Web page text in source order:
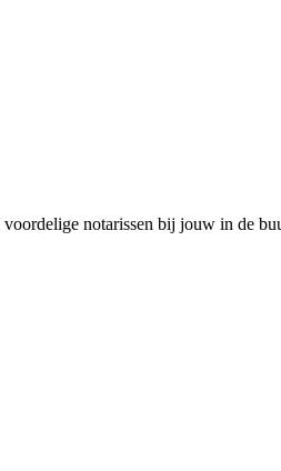
notarissen bij jouw in de